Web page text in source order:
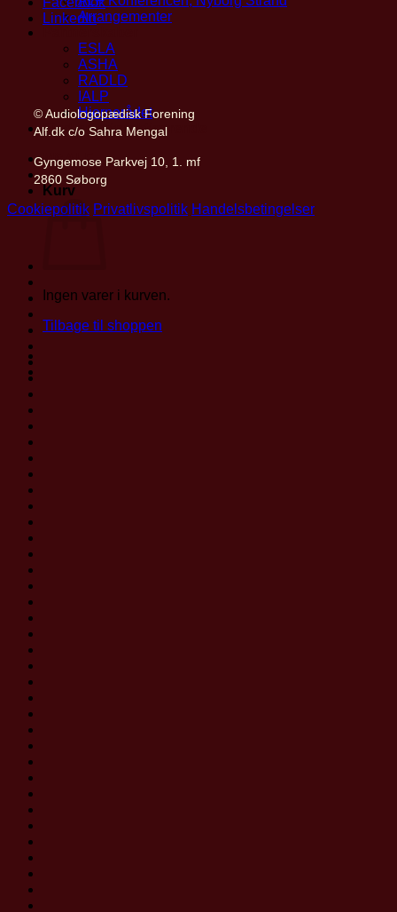
Arrangementer
ESLA
ASHA
RADLD
IALP
Hjernerådet
Find privatpraktiserende
Mit ALF
Kurv
Ingen varer i kurven.
Tilbage til shoppen
LinkedIn
© Audiologopædisk Forening
Alf.dk c/o Sahra Mengal
Gyngemose Parkvej 10, 1. mf
2860 Søborg
Cookiepolitik Privatlivspolitik Handelsbetingelser